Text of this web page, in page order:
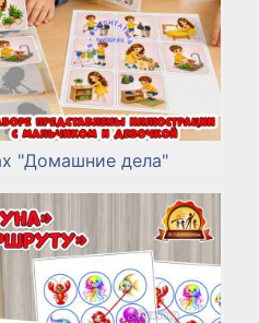
"Домашние дела"